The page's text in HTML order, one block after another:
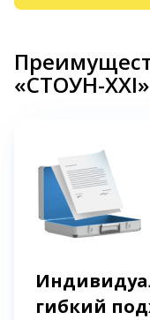
«СТОУН-XXI»
гибкий